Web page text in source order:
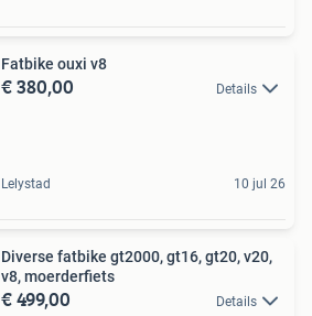
Fatbike ouxi v8
€ 380,00 Details
Lelystad 10 jul 26
Diverse fatbike gt2000, gt16, gt20, v20,
v8, moerderfiets
€ 499,00 Details